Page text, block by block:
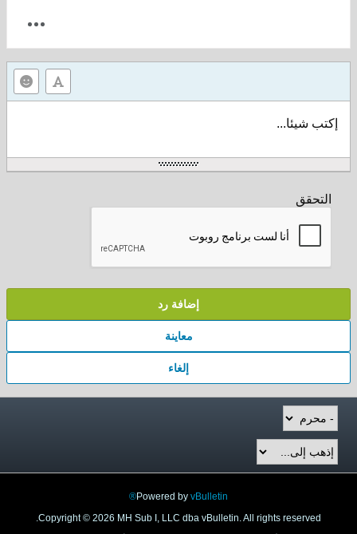
إكتب شيئا...
التحقق
إضافة رد
معاينة
إلغاء
Powered by vBulletin®
Copyright © 2026 MH Sub I, LLC dba vBulletin. All rights reserved.